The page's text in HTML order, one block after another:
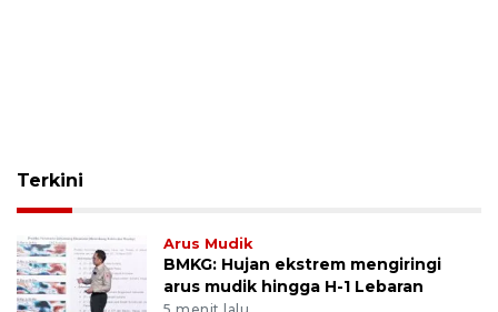
Terkini
Arus Mudik
BMKG: Hujan ekstrem mengiringi
arus mudik hingga H-1 Lebaran